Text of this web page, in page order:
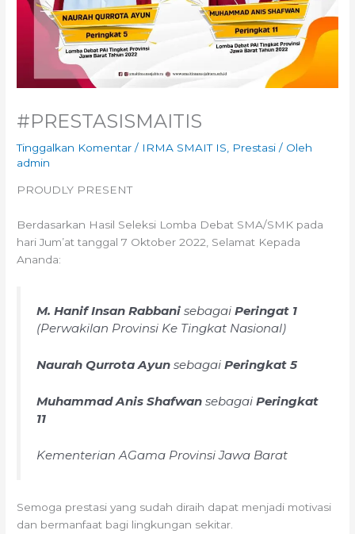
#PRESTASISMAITIS
Tinggalkan Komentar / IRMA SMAIT IS Prestasi / Oleh
admin
PROUDLY PRESENT
Berdasarkan Hasil Seleksi Lomba Debat SMA/SMK pada
hari Jum’at tanggal 7 Oktober 2022, Selamat Kepada
Ananda:
M. Hanif Insan Rabbani sebagaiPeringat 1
(Perwakilan Provinsi Ke Tingkat Nasional)
Naurah Qurrota Ayun sebagaiPeringkat 5
Muhammad Anis Shafwan sebagaiPeringkat
11
Kementerian AGama Provinsi Jawa Barat
Semoga prestasi yang sudah diraih dapat menjadi motivasi
dan bermanfaat bagi lingkungan sekitar.